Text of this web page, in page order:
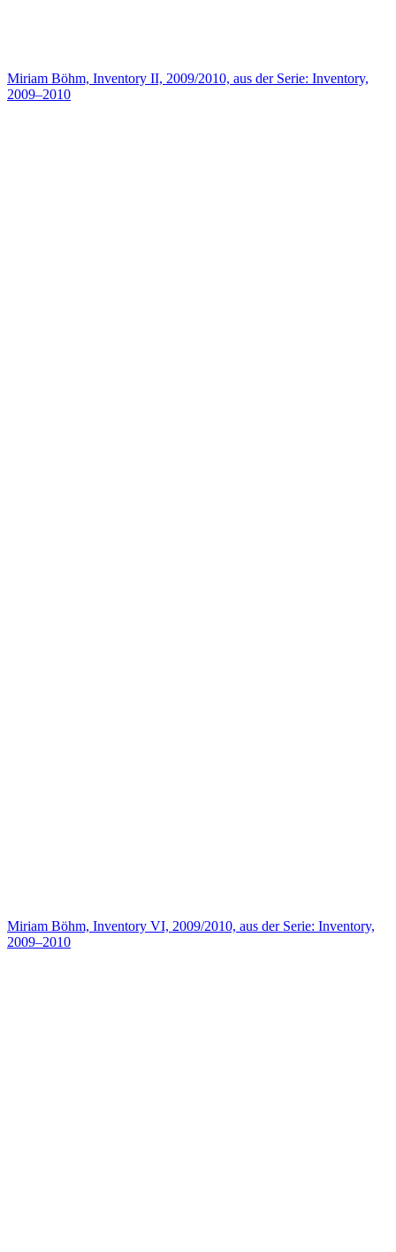
Miriam Böhm, Inventory II, 2009/2010, aus der Serie: Inventory,
2009–2010
Miriam Böhm, Inventory VI, 2009/2010, aus der Serie: Inventory,
2009–2010